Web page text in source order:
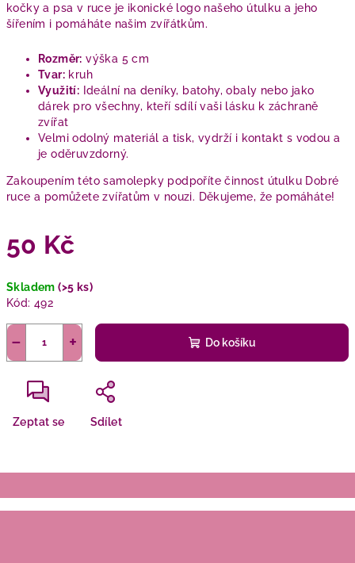
kočky a psa v ruce je ikonické logo našeho útulku a jeho
šířením i pomáháte našim zvířátkům.
Rozměr: výška 5 cm
Tvar: kruh
Využití: Ideální na deníky, batohy, obaly nebo jako
dárek pro všechny, kteří sdílí vaši lásku k záchraně
zvířat
Velmi odolný materiál a tisk, vydrží i kontakt s vodou a
je oděruvzdorný.
Zakoupením této samolepky podpoříte činnost útulku Dobré
ruce a pomůžete zvířatům v nouzi. Děkujeme, že pomáháte!
50 Kč
cena:
Skladem(>5 ks)
Kód: 492
+
− Do košíku
Zeptat se Sdílet